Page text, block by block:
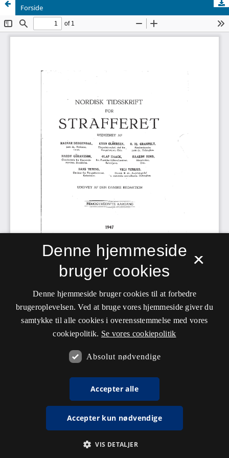
Forside
×
Denne hjemmeside
bruger cookies
Denne hjemmeside bruger cookies til at forbedre
brugeroplevelsen. Ved at bruge vores hjemmeside giver du
samtykke til alle cookies i overensstemmelse med vores
cookiepolitik. Se vores cookiepolitik
Absolut nødvendige
Accepter alle
Accepter kun nødvendige
VIS DETALJER